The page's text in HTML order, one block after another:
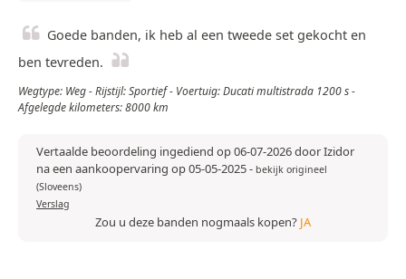
Goede banden, ik heb al een tweede set gekocht en
ben tevreden.
Wegtype: Weg - Rijstijl: Sportief - Voertuig: Ducati multistrada 1200 s -
Afgelegde kilometers: 8000 km
Vertaalde beoordeling ingediend op 06-07-2026 door Izidor
na een aankoopervaring op 05-05-2025- bekijk origineel
(Sloveens)
Verslag
Zou u deze banden nogmaals kopen? JA